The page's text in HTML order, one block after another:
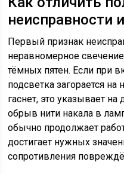
неисправности
Первый признак
неравномерное
тёмных пятен. Если при
подсветка загорается на
гаснет, это указывает
обрыв нити накала в
обычно продолжает
достигает нужных
сопротивления